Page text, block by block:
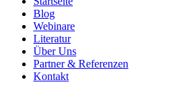
Blog
Webinare
Literatur
Über Uns
Partner & Referenzen
Kontakt